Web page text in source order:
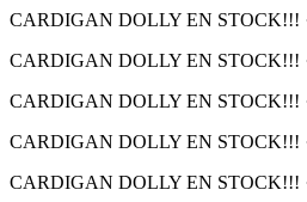
CARDIGAN DOLLY EN STOCK!!!
CARDIGAN DOLLY EN STOCK!!!
CARDIGAN DOLLY EN STOCK!!!
CARDIGAN DOLLY EN STOCK!!!
CARDIGAN DOLLY EN STOCK!!!